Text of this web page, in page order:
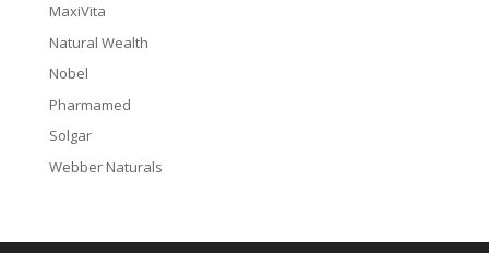
MaxiVita
Natural Wealth
Nobel
Pharmamed
Solgar
Webber Naturals